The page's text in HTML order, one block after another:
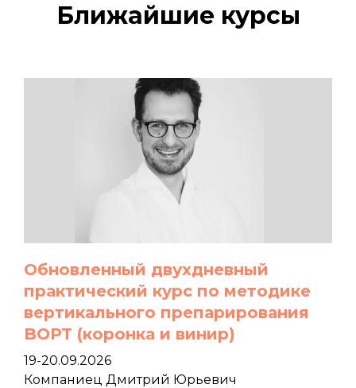
Ближайшие курсы
Обновленный двухдневный
практический курс по методике
вертикального препарирования
BOPT (коронка и винир)
19-20.09.2026
Компаниец Дмитрий Юрьевич